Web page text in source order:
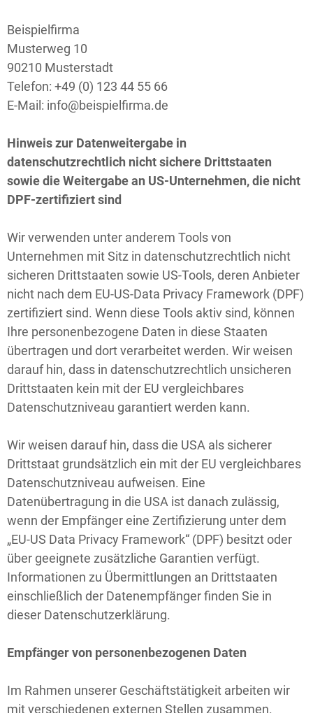
Beispielfirma
Musterweg 10
90210 Musterstadt
Telefon: +49 (0) 123 44 55 66
E-Mail: info@beispielfirma.de
Hinweis zur Datenweitergabe in
datenschutzrechtlich nicht sichere Drittstaaten
sowie die Weitergabe an US-Unternehmen, die nicht
DPF-zertifiziert sind
Wir verwenden unter anderem Tools von
Unternehmen mit Sitz in datenschutzrechtlich nicht
sicheren Drittstaaten sowie US-Tools, deren Anbieter
nicht nach dem EU-US-Data Privacy Framework (DPF)
zertifiziert sind. Wenn diese Tools aktiv sind, können
Ihre personenbezogene Daten in diese Staaten
übertragen und dort verarbeitet werden. Wir weisen
darauf hin, dass in datenschutzrechtlich unsicheren
Drittstaaten kein mit der EU vergleichbares
Datenschutzniveau garantiert werden kann.
Wir weisen darauf hin, dass die USA als sicherer
Drittstaat grundsätzlich ein mit der EU vergleichbares
Datenschutzniveau aufweisen. Eine
Datenübertragung in die USA ist danach zulässig,
wenn der Empfänger eine Zertifizierung unter dem
„EU-US Data Privacy Framework“ (DPF) besitzt oder
über geeignete zusätzliche Garantien verfügt.
Informationen zu Übermittlungen an Drittstaaten
einschließlich der Datenempfänger finden Sie in
dieser Datenschutzerklärung.
Empfänger von personenbezogenen Daten
Im Rahmen unserer Geschäftstätigkeit arbeiten wir
mit verschiedenen externen Stellen zusammen.